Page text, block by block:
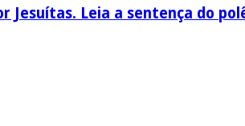
Jesuítas. Leia a sentença do